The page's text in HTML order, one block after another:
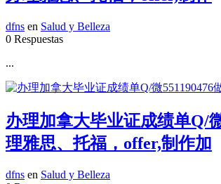
dfns en Salud y Belleza
0 Respuestas
...
办理加拿大毕业证成绩单Q/
理雅思、托福，offer,制作加
dfns en Salud y Belleza